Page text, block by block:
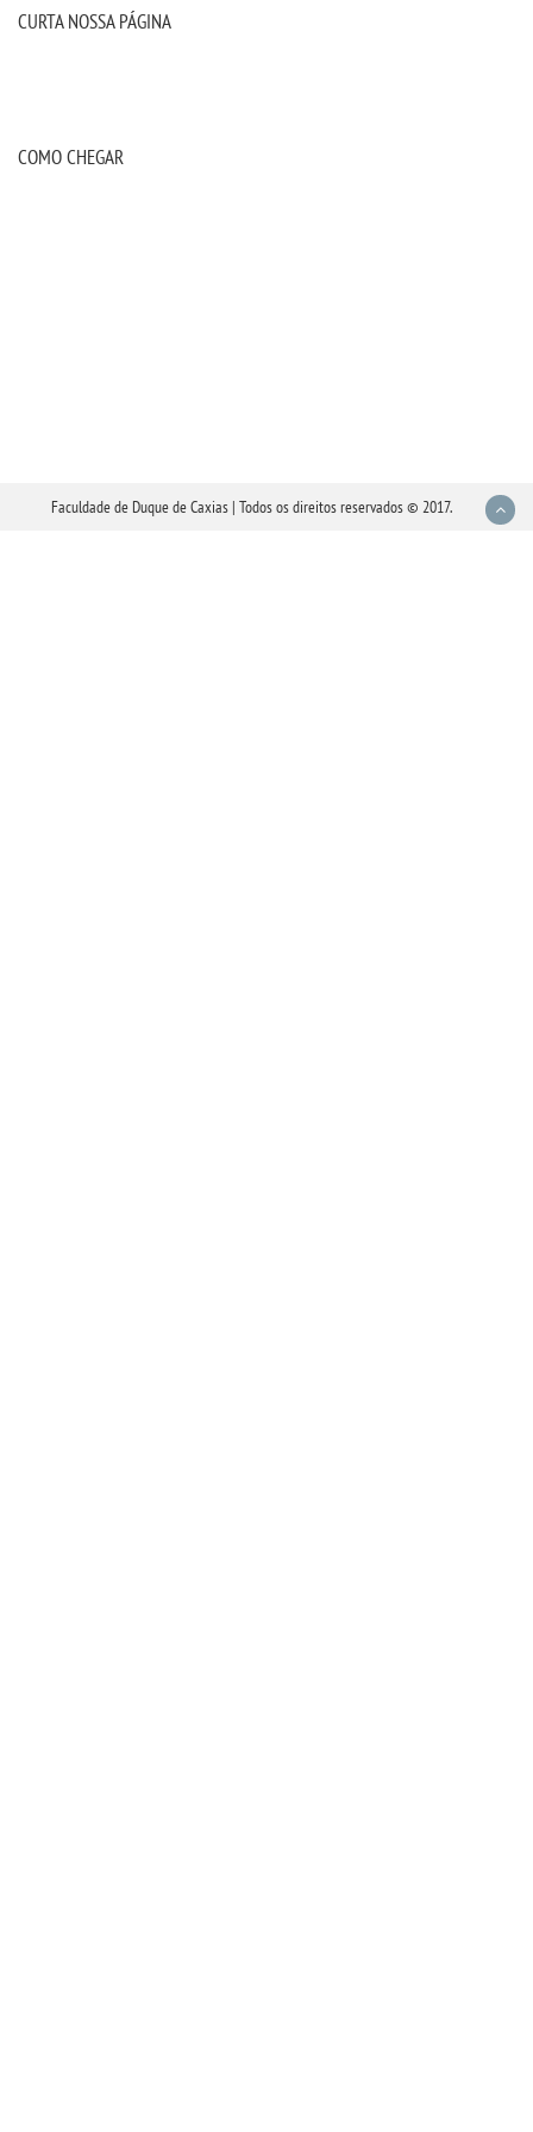
CURTA NOSSA PÁGINA
COMO CHEGAR
Faculdade de Duque de Caxias | Todos os direitos reservados © 2017.